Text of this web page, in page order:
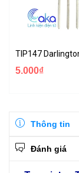
TIP147
5.000₫
Thông tin
Đánh giá